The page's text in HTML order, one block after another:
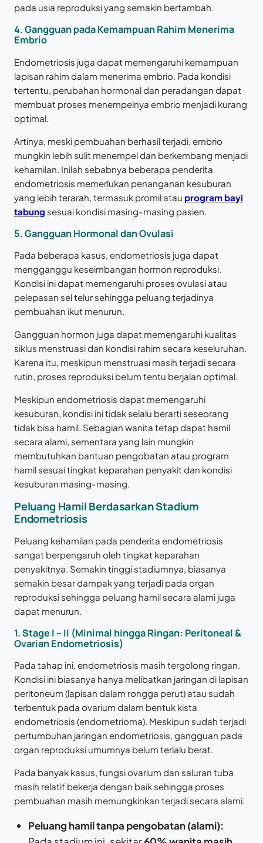
pada usia reproduksi yang semakin bertambah.
4.Gangguan pada Kemampuan Rahim Menerima
Embrio
Endometriosis juga dapat memengaruhi kemampuan
lapisan rahim dalam menerima embrio. Pada kondisi
tertentu, perubahan hormonal dan peradangan dapat
membuat proses menempelnya embrio menjadi kurang
optimal.
Artinya, meski pembuahan berhasil terjadi, embrio
mungkin lebih sulit menempel dan berkembang menjadi
kehamilan. Inilah sebabnya beberapa penderita
endometriosis memerlukan penanganan kesuburan
yang lebih terarah, termasuk promil atau program bayi
tabung sesuai kondisi masing-masing pasien.
5.Gangguan Hormonal dan Ovulasi
Pada beberapa kasus, endometriosis juga dapat
mengganggu keseimbangan hormon reproduksi.
Kondisi ini dapat memengaruhi proses ovulasi atau
pelepasan sel telur sehingga peluang terjadinya
pembuahan ikut menurun.
Gangguan hormon juga dapat memengaruhi kualitas
siklus menstruasi dan kondisi rahim secara keseluruhan.
Karena itu, meskipun menstruasi masih terjadi secara
rutin, proses reproduksi belum tentu berjalan optimal.
Meskipun endometriosis dapat memengaruhi
kesuburan, kondisi ini tidak selalu berarti seseorang
tidak bisa hamil. Sebagian wanita tetap dapat hamil
secara alami, sementara yang lain mungkin
membutuhkan bantuan pengobatan atau program
hamil sesuai tingkat keparahan penyakit dan kondisi
kesuburan masing-masing.
Peluang Hamil Berdasarkan Stadium
Endometriosis
Peluang kehamilan pada penderita endometriosis
sangat berpengaruh oleh tingkat keparahan
penyakitnya. Semakin tinggi stadiumnya, biasanya
semakin besar dampak yang terjadi pada organ
reproduksi sehingga peluang hamil secara alami juga
dapat menurun.
1.Stage I – II (Minimal hingga Ringan: Peritoneal &
Ovarian Endometriosis)
Pada tahap ini, endometriosis masih tergolong ringan.
Kondisi ini biasanya hanya melibatkan jaringan di lapisan
peritoneum (lapisan dalam rongga perut) atau sudah
terbentuk pada ovarium dalam bentuk kista
endometriosis (endometrioma). Meskipun sudah terjadi
pertumbuhan jaringan endometriosis, gangguan pada
organ reproduksi umumnya belum terlalu berat.
Pada banyak kasus, fungsi ovarium dan saluran tuba
masih relatif bekerja dengan baik sehingga proses
pembuahan masih memungkinkan terjadi secara alami.
Peluang hamil tanpa pengobatan (alami):